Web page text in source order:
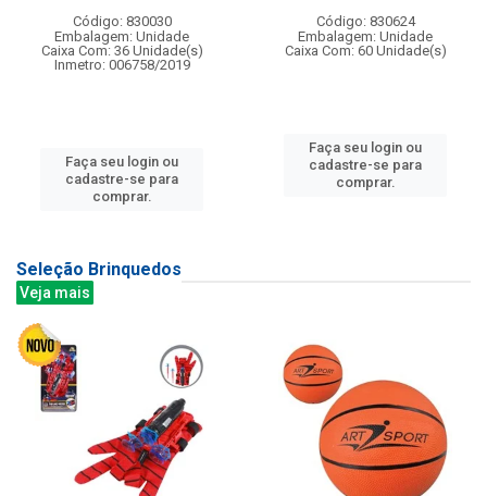
Código: 830030
Embalagem: Unidade
Caixa Com: 36 Unidade(s)
Inmetro: 006758/2019
Faça seu login ou
cadastre-se para
comprar.
Código: 830624
Embalagem: Unidade
Caixa Com: 60 Unidade(s)
Faça seu login ou
cadastre-se para
comprar.
Seleção Brinquedos
Veja mais